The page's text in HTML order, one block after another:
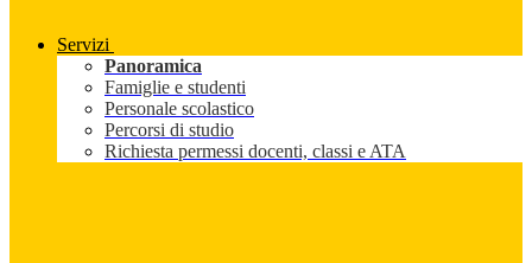
Servizi
Panoramica
Famiglie e studenti
Personale scolastico
Percorsi di studio
Richiesta permessi docenti, classi e ATA